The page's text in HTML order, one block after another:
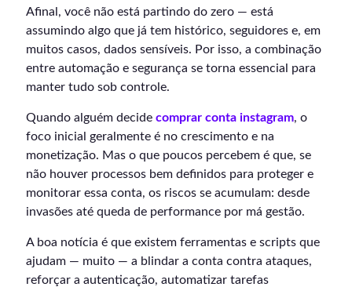
Afinal, você não está partindo do zero — está
assumindo algo que já tem histórico, seguidores e, em
muitos casos, dados sensíveis. Por isso, a combinação
entre automação e segurança se torna essencial para
manter tudo sob controle.
Quando alguém decide comprar conta instagram, o
foco inicial geralmente é no crescimento e na
monetização. Mas o que poucos percebem é que, se
não houver processos bem definidos para proteger e
monitorar essa conta, os riscos se acumulam: desde
invasões até queda de performance por má gestão.
A boa notícia é que existem ferramentas e scripts que
ajudam — muito — a blindar a conta contra ataques,
reforçar a autenticação, automatizar tarefas